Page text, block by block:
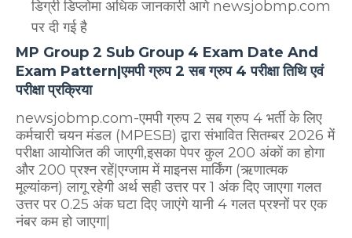
डिग्री डिप्लोमा अधिक जानकारी आगे newsjobmp.com
पर दी गई है
MP Group 2 Sub Group 4 Exam Date And
Exam Pattern|एमपी ग्रुप 2 सब ग्रुप 4 परीक्षा तिथि एवं
परीक्षा प्रक्रिया
newsjobmp.com-एमपी ग्रुप 2 सब ग्रुप 4 भर्ती के लिए
कर्मचारी चयन मंडल (MPESB) द्वारा संभावित सितम्बर 2026 में
परीक्षा आयोजित की जाएगी,इसका पेपर कुल 200 अंकों का होगा
और 200 प्रश्न रहें|एग्जाम में माइनस मार्किंग (ऋणात्मक
मूल्यांकन) लागू रहेगी अर्थ सही उत्तर पर 1 अंक दिए जाएगा गलत
उत्तर पर 0.25 अंक घटा दिए जाएंगे यानी 4 गलत प्रश्नों पर एक
नंबर कम हो जाएगा|